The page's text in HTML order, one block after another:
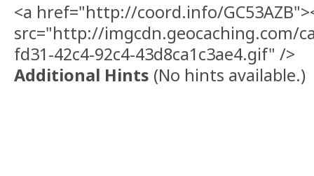
<a href="http://coord.info/
src="http://imgcdn.geocaching.com/
fd31-42c4-92c4-43d8ca1c3ae4.gif" />
Additional Hints (No hints available.)